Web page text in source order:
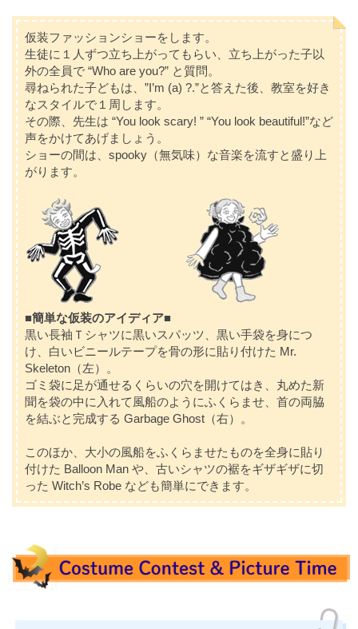
仮装ファッションショーをします。
生徒に１人ずつ立ち上がってもらい、立ち上がった子以
外の全員で “Who are you?” と質問。
尋ねられた子どもは、”I’m (a) ?.”と答えた後、教室を好き
なスタイルで１周します。
その際、先生は “You look scary! ” “You look beautiful!”など
声をかけてあげましょう。
ショーの間は、spooky（無気味）な音楽を流すと盛り上
がります。
■簡単な仮装のアイディア■
黒い長袖Ｔシャツに黒いスパッツ、黒い手袋を身につ
け、白いビニールテープを骨の形に貼り付けた Mr.
Skeleton（左）。
ゴミ袋に足が通せるくらいの穴を開けてはき、丸めた新
聞を袋の中に入れて風船のようにふくらませ、首の両脇
を結ぶと完成する Garbage Ghost（右）。
このほか、大小の風船をふくらませたものを全身に貼り
付けた Balloon Man や、古いシャツの裾をギザギザに切
った Witch’s Robe なども簡単にできます。